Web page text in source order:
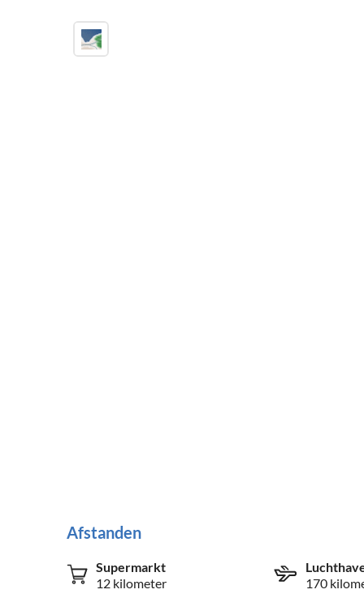
Afstanden
Supermarkt
12 kilometer
170